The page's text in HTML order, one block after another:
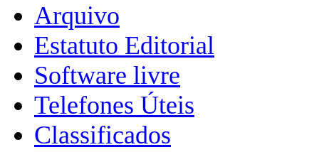
Arquivo
Estatuto Editorial
Software livre
Telefones Úteis
Classificados